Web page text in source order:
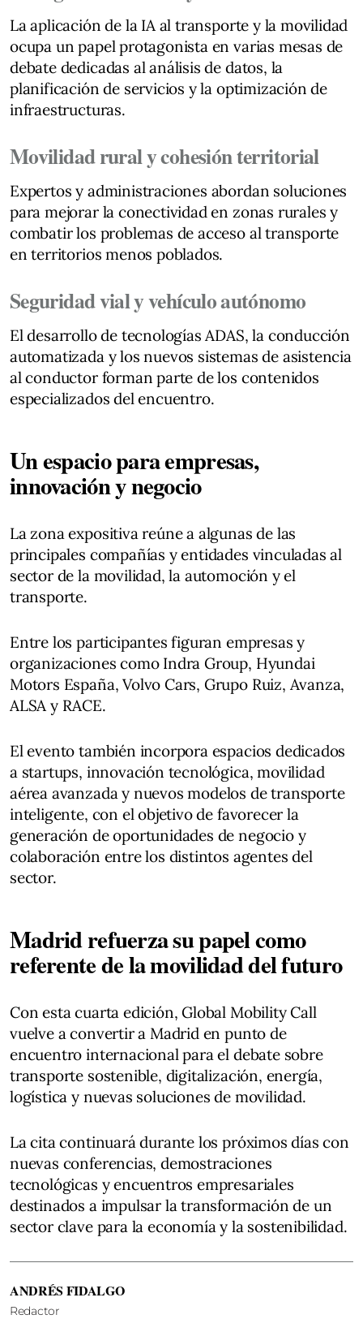
La aplicación de la IA al transporte y la movilidad
ocupa un papel protagonista en varias mesas de
debate dedicadas al análisis de datos, la
planificación de servicios y la optimización de
infraestructuras.
Movilidad rural y cohesión territorial
Expertos y administraciones abordan soluciones
para mejorar la conectividad en zonas rurales y
combatir los problemas de acceso al transporte
en territorios menos poblados.
Seguridad vial y vehículo autónomo
El desarrollo de tecnologías ADAS, la conducción
automatizada y los nuevos sistemas de asistencia
al conductor forman parte de los contenidos
especializados del encuentro.
Un espacio para empresas,
innovación y negocio
La zona expositiva reúne a algunas de las
principales compañías y entidades vinculadas al
sector de la movilidad, la automoción y el
transporte.
Entre los participantes figuran empresas y
organizaciones como Indra Group, Hyundai
Motors España, Volvo Cars, Grupo Ruiz, Avanza,
ALSA y RACE.
El evento también incorpora espacios dedicados
a startups, innovación tecnológica, movilidad
aérea avanzada y nuevos modelos de transporte
inteligente, con el objetivo de favorecer la
generación de oportunidades de negocio y
colaboración entre los distintos agentes del
sector.
Madrid refuerza su papel como
referente de la movilidad del futuro
Con esta cuarta edición, Global Mobility Call
vuelve a convertir a Madrid en punto de
encuentro internacional para el debate sobre
transporte sostenible, digitalización, energía,
logística y nuevas soluciones de movilidad.
La cita continuará durante los próximos días con
nuevas conferencias, demostraciones
tecnológicas y encuentros empresariales
destinados a impulsar la transformación de un
sector clave para la economía y la sostenibilidad.
ANDRÉS FIDALGO
Redactor